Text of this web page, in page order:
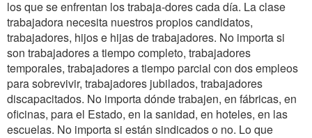
los que se enfrentan los trabaja-dores cada día. La clase
trabajadora necesita nuestros propios candidatos,
trabajadores, hijos e hijas de trabajadores. No importa si
son trabajadores a tiempo completo, trabajadores
temporales, trabajadores a tiempo parcial con dos empleos
para sobrevivir, trabajadores jubilados, trabajadores
discapacitados. No importa dónde trabajen, en fábricas, en
oficinas, para el Estado, en la sanidad, en hoteles, en las
escuelas. No importa si están sindicados o no. Lo que